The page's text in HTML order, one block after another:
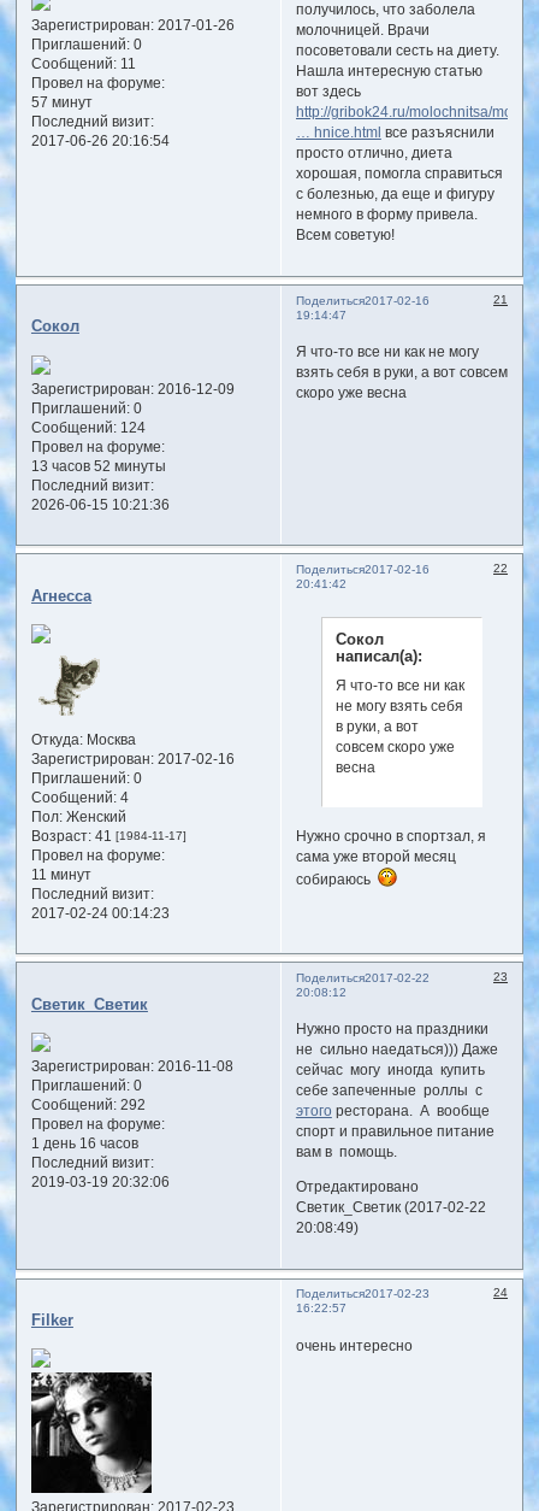
Зарегистрирован: 2017-01-26
Приглашений:0
Сообщений:11
Провел на форуме:
57 минут
Последний визит:
2017-06-26 20:16:54
получилось, что заболела
молочницей. Врачи
посоветовали сесть на диету.
Нашла интересную статью
вот здесь
http://gribok24.ru/molochnitsa/
… hnice.html все разъяснили
просто отлично, диета
хорошая, помогла справиться
с болезнью, да еще и фигуру
немного в форму привела.
Всем советую!
Поделиться 21
2017-02-16
19:14:47
Сокол
Зарегистрирован: 2016-12-09
Приглашений:0
Сообщений:124
Провел на форуме:
13 часов 52 минуты
Последний визит:
2026-06-15 10:21:36
Я что-то все ни как не могу
взять себя в руки, а вот совсем
скоро уже весна
Поделиться 22
2017-02-16
20:41:42
Агнесса
Откуда:Москва
Зарегистрирован: 2017-02-16
Приглашений:0
Сообщений:4
Пол:Женский
Возраст:41 [1984-11-17]
Провел на форуме:
11 минут
Последний визит:
2017-02-24 00:14:23
Сокол
написал(а):
Я что-то все ни как
не могу взять себя
в руки, а вот
совсем скоро уже
весна
Нужно срочно в спортзал, я
сама уже второй месяц
собираюсь
Поделиться 23
2017-02-22
20:08:12
Светик_Светик
Зарегистрирован: 2016-11-08
Приглашений:0
Сообщений:292
Провел на форуме:
1 день 16 часов
Последний визит:
2019-03-19 20:32:06
Нужно просто на праздники
не сильно наедаться))) Даже
сейчас могу иногда купить
себе запеченные роллы с
этого ресторана. А вообще
спорт и правильное питание
вам в помощь.
Отредактировано
Светик_Светик (2017-02-22
20:08:49)
Поделиться 24
2017-02-23
16:22:57
Filker
Зарегистрирован: 2017-02-23
очень интересно